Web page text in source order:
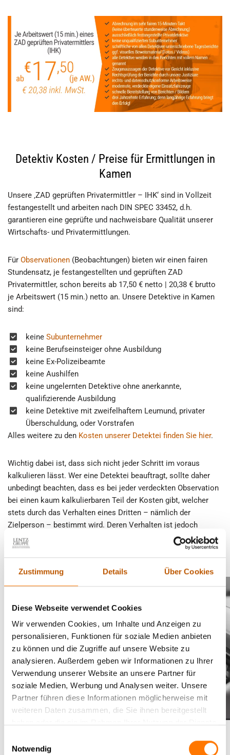
Zustimmung Details Über Cookies
Diese Webseite verwendet Cookies
Wir verwenden Cookies, um Inhalte und Anzeigen zu
personalisieren, Funktionen für soziale Medien anbieten
zu können und die Zugriffe auf unsere Website zu
analysieren. Außerdem geben wir Informationen zu Ihrer
Verwendung unserer Website an unsere Partner für
soziale Medien, Werbung und Analysen weiter. Unsere
Partner führen diese Informationen möglicherweise mit
weiteren Daten zusammen, die Sie ihnen bereitgestellt
Notwendig
Detektiv Kosten / Preise für Ermittlungen in
Kamen
Unsere ‚ZAD geprüften Privatermittler – IHK‘ sind in Vollzeit
festangestellt und arbeiten nach DIN SPEC 33452, d.h.
garantieren eine geprüfte und nachweisbare Qualität unserer
Wirtschafts- und Privatermittlungen.
Für Observationen (Beobachtungen) bieten wir einen fairen
Stundensatz, je festangestellten und geprüften ZAD
Privatermittler, schon bereits ab 17,50 € netto | 20,38 € brutto
je Arbeitswert (15 min.) netto an. Unsere Detektive in Kamen
sind:
keine Subunternehmer
keine Berufseinsteiger ohne Ausbildung
keine Ex-Polizeibeamte
keine Aushilfen
keine ungelernten Detektive ohne anerkannte,
qualifizierende Ausbildung
keine Detektive mit zweifelhaftem Leumund, privater
Überschuldung, oder Vorstrafen
Alles weitere zu den Kosten unserer Detektei finden Sie hier.
Wichtig dabei ist, dass sich nicht jeder Schritt im voraus
kalkulieren lässt. Wer eine Detektei beauftragt, sollte daher
unbedingt beachten, dass es bei jeder verdeckten Observation
bei einen kaum kalkulierbaren Teil der Kosten gibt, welcher
stets durch das Verhalten eines Dritten – nämlich der
Zielperson – bestimmt wird. Deren Verhalten ist jedoch
verlässlich nicht vorhersagbar.
Einsatz unserer Detektei in Kamen im anspruchsvollen